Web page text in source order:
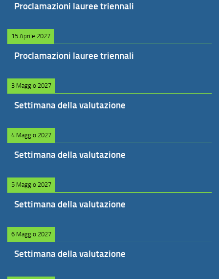
Proclamazioni lauree triennali
15 Aprile 2027
Proclamazioni lauree triennali
3 Maggio 2027
Settimana della valutazione
4 Maggio 2027
Settimana della valutazione
5 Maggio 2027
Settimana della valutazione
6 Maggio 2027
Settimana della valutazione